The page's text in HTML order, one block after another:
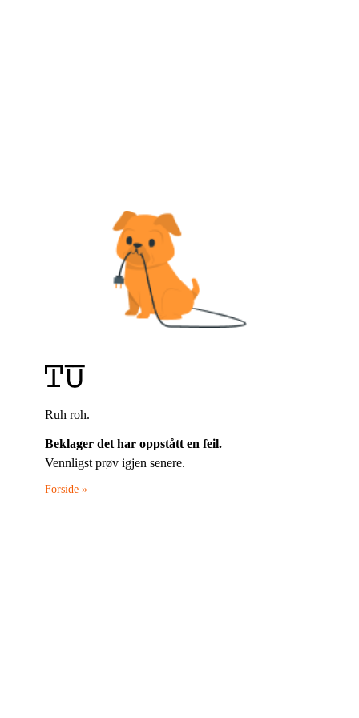
Ruh roh.
Beklager det har oppstått en feil.
Vennligst prøv igjen senere.
Forside »